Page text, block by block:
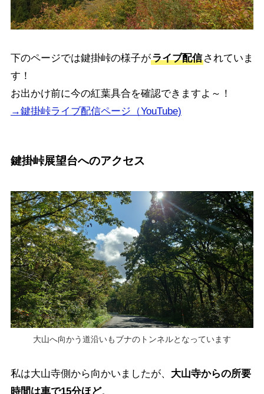
下のページでは鍵掛峠の様子がライブ配信されていま
す！
お出かけ前に今の紅葉具合を確認できますよ～！
→鍵掛峠ライブ配信ページ（YouTube)
鍵掛峠展望台へのアクセス
大山へ向かう道沿いもブナのトンネルとなっています
私は大山寺側から向かいましたが、 大山寺からの所要
時間は車で15分ほど。